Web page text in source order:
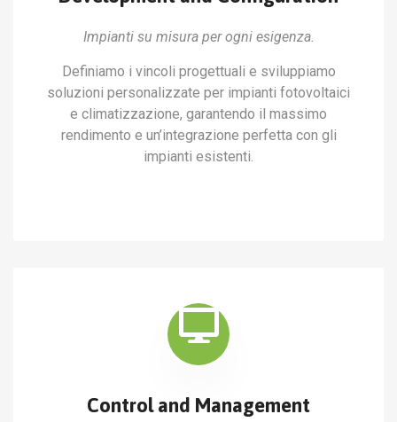
Impianti su misura per ogni esigenza.
Definiamo i vincoli progettuali e sviluppiamo
soluzioni personalizzate per impianti fotovoltaici
e climatizzazione, garantendo il massimo
rendimento e un’integrazione perfetta con gli
impianti esistenti.
Control and Management